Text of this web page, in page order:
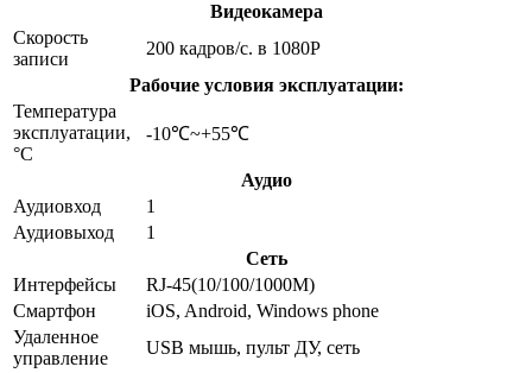
Видеокамера
Скорость
записи
200 кадров/с. в 1080P
Рабочие условия эксплуатации:
Температура
эксплуатации,
°C
-10℃~+55℃
Аудио
Аудиовход
1
Аудиовыход
1
Сеть
Интерфейсы
RJ-45(10/100/1000M)
Смартфон
iOS, Android, Windows phone
Удаленное
управление
USB мышь, пульт ДУ, сеть